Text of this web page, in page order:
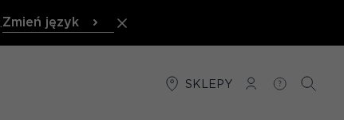
Zmień język
SKLEPY
POŁĄCZENIE
POMOC